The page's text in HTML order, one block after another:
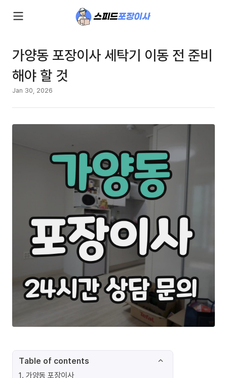
가양동 포장이사 세탁기 이동 전 준비
해야 할 것
Jan 30, 2026
Table of contents
1. 가양동 포장이사